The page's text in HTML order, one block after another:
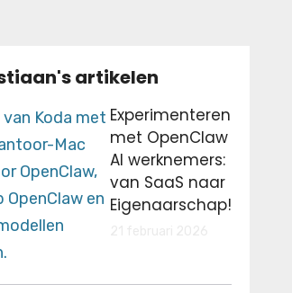
artikelen
Experimenteren
met OpenClaw
AI werknemers:
van SaaS naar
Eigenaarschap!